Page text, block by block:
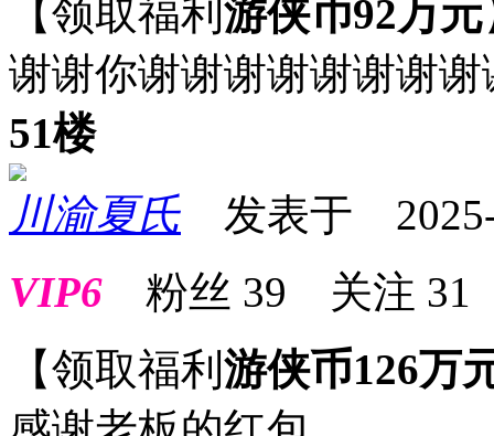
【领取福利 游侠币92万元
谢谢你谢谢谢谢谢谢谢谢
51楼
川渝夏氏 发表于 2025-
VIP6 粉丝 39 关注 31
【领取福利 游侠币126万